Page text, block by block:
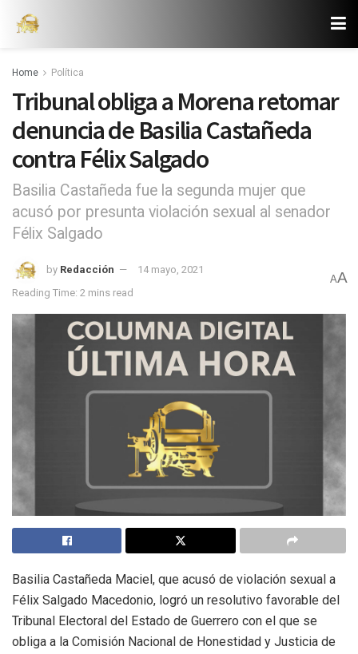
Home Política
Tribunal obliga a Morena retomar
denuncia de Basilia Castañeda
contra Félix Salgado
Basilia Castañeda fue la segunda mujer que
acusó por presunta violación sexual al senador
Félix Salgado
by Redacción
14 mayo, 2021
Reading Time: 2 mins read
AA
Basilia Castañeda Maciel, que acusó de violación sexual a
Félix Salgado Macedonio, logró un resolutivo favorable del
Tribunal Electoral del Estado de Guerrero con el que se
obliga a la Comisión Nacional de Honestidad y Justicia de